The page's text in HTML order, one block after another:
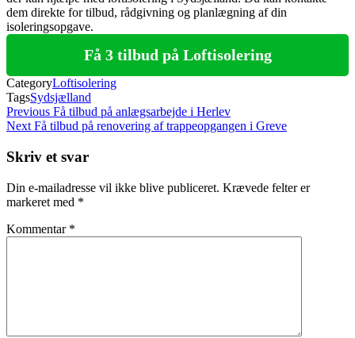
dem direkte for tilbud, rådgivning og planlægning af din
isoleringsopgave.
Få 3 tilbud på Loftisolering
CategoryLoftisolering
TagsSydsjælland
Indlægsnavigation
Previous
Post
Previous Få tilbud på anlægsarbejde i Herlev
Next
Next Få tilbud på renovering af trappeopgangen i Greve
Skriv et svar
Din e-mailadresse vil ikke blive publiceret. Krævede felter er
markeret med *
Kommentar *